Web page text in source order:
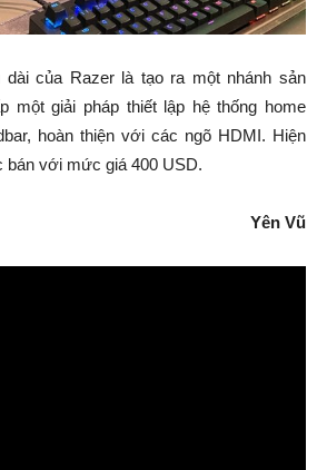
dài của Razer là tạo ra một nhánh sản
một giải pháp thiết lập hệ thống home
hoàn thiện với các ngõ HDMI. Hiện
bán với mức giá 400 USD.
Yên Vũ